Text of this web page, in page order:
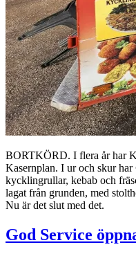
BORTKÖRD. I flera år har
Kasernplan. I ur och skur
kycklingrullar, kebab och
lagat från grunden, med
Nu är det slut med det.
God Service